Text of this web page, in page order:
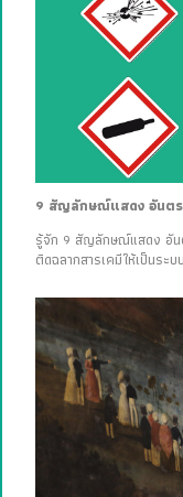
9 สัญลักษณ์แสดง อันตร
รู้จัก 9 สัญลักษณ์แสดง อันต
ติดฉลากสารเคมีให้เป็นระ